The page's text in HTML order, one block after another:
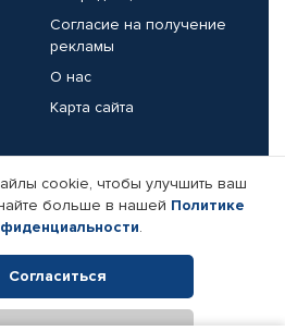
Согласие на получение
рекламы
О нас
Карта сайта
Реквизиты компании
cookie, чтобы улучшить ваш
больше в нашей Политике
.
Согласиться